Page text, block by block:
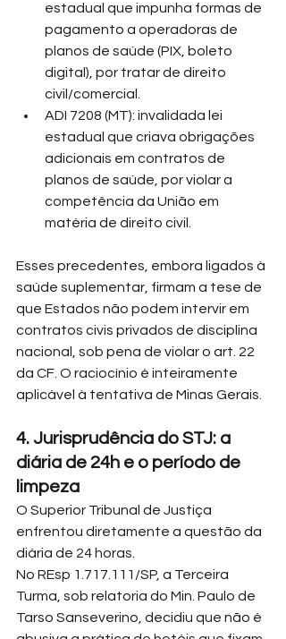
estadual que impunha formas de
pagamento a operadoras de
planos de saúde (PIX, boleto
digital), por tratar de direito
civil/comercial.
ADI 7208 (MT): invalidada lei
estadual que criava obrigações
adicionais em contratos de
planos de saúde, por violar a
competência da União em
matéria de direito civil.
Esses precedentes, embora ligados à
saúde suplementar, firmam a tese de
que Estados não podem intervir em
contratos civis privados de disciplina
nacional, sob pena de violar o art. 22
da CF. O raciocínio é inteiramente
aplicável à tentativa de Minas Gerais.
4. Jurisprudência do STJ: a
diária de 24h e o período de
limpeza
O Superior Tribunal de Justiça
enfrentou diretamente a questão da
diária de 24 horas.
No REsp 1.717.111/SP, a Terceira
Turma, sob relatoria do Min. Paulo de
Tarso Sanseverino, decidiu que não é